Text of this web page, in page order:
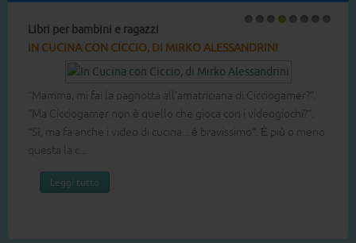
Libri per bambini e ragazzi
IN CUCINA CON CICCIO, DI MIRKO ALESSANDRINI
“Mamma, mi fai la pagnotta all'amatriciana di Cicciogamer?”.
“Ma Cicciogamer non è quello che gioca con i videogiochi?”.
“Sì, ma fa anche i video di cucina... è bravissimo”. È più o meno
questa la c...
Leggi tutto